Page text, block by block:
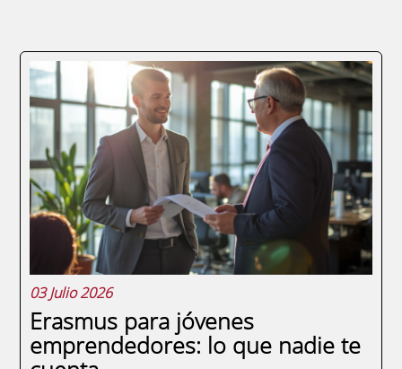
03 Julio 2026
Erasmus para jóvenes
emprendedores: lo que nadie te
Paginación